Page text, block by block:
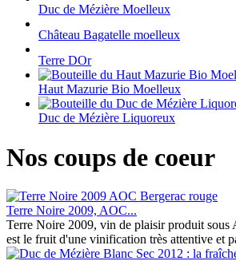
Duc de Mézière Moelleux
Château Bagatelle moelleux
Terre DOr
Haut Mazurie Bio Moelleux
Duc de Mézière Liquoreux
Nos coups de coeur
Terre Noire 2009, AOC...
Terre Noire 2009, vin de plaisir produit sous
est le fruit d'une vinification très attentive et